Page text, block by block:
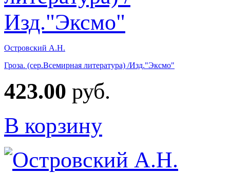
Островский А.Н.
Гроза. (сер.Всемирная литература) /Изд."Эксмо"
423.00 руб.
В корзину